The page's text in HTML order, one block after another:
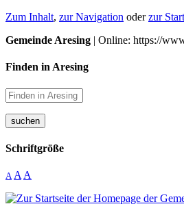
Zum Inhalt, zur Navigation oderzur
Gemeinde Aresing | Online: https://
Finden in Aresing
suchen
Schriftgröße
A A A